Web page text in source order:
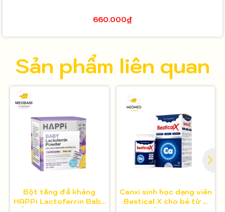
660.000₫
Sản phẩm liên quan
Bột tăng đề kháng
HAPPi Lactoferrin Baby
Canxi sinh học dạng viên
Bestical X cho bé từ 8